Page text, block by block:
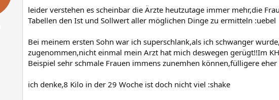
leider verstehen es scheinbar die Ärzte heutzutage immer mehr,die
Tabellen den Ist und Sollwert aller möglichen Dinge zu ermitteln :uebel
Bei meinem ersten Sohn war ich superschlank,als ich schwanger
zugenommen,nicht einmal mein Arzt hat mich deswegen gerügt!!Im
Beispiel sehr schmale Frauen immens zunemhen können,fülligere eher
ich denke,8 Kilo in der 29 Woche ist doch nicht viel :shake